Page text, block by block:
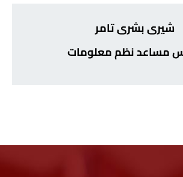
شيرى بشرى تامر
مساعد نظم معلومات